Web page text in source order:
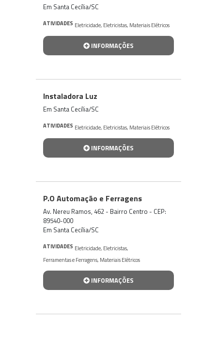
Em Santa Cecília/SC
ATIVIDADES Eletricidade, Eletricistas, Materiais Elétricos
INFORMAÇÕES
Instaladora Luz
Em Santa Cecília/SC
ATIVIDADES Eletricidade, Eletricistas, Materiais Elétricos
INFORMAÇÕES
P.O Automação e Ferragens
Av. Nereu Ramos, 462 - Bairro Centro - CEP:
89540-000
Em Santa Cecília/SC
ATIVIDADES Eletricidade, Eletricistas,
Ferramentas e Ferragens, Materiais Elétricos
INFORMAÇÕES